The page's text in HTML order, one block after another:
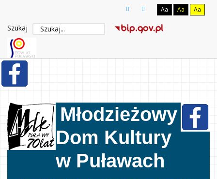
Aa Aa Aa
Szukaj
Młodzieżowy
Dom Kultury
w Puławach